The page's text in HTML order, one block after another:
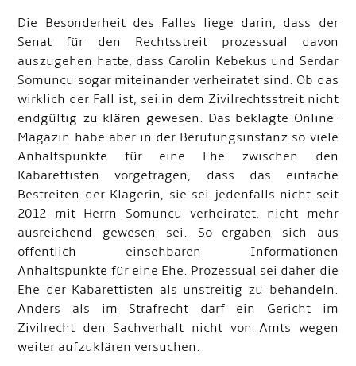
Die Besonderheit des Falles liege darin, dass der
Senat für den Rechtsstreit prozessual davon
auszugehen hatte, dass Carolin Kebekus und Serdar
Somuncu sogar miteinander verheiratet sind. Ob das
wirklich der Fall ist, sei in dem Zivilrechtsstreit nicht
endgültig zu klären gewesen. Das beklagte Online-
Magazin habe aber in der Berufungsinstanz so viele
Anhaltspunkte für eine Ehe zwischen den
Kabarettisten vorgetragen, dass das einfache
Bestreiten der Klägerin, sie sei jedenfalls nicht seit
2012 mit Herrn Somuncu verheiratet, nicht mehr
ausreichend gewesen sei. So ergäben sich aus
öffentlich einsehbaren Informationen
Anhaltspunkte für eine Ehe. Prozessual sei daher die
Ehe der Kabarettisten als unstreitig zu behandeln.
Anders als im Strafrecht darf ein Gericht im
Zivilrecht den Sachverhalt nicht von Amts wegen
weiter aufzuklären versuchen.